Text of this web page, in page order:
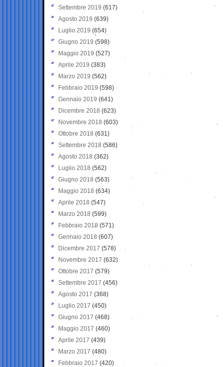
Settembre 2019 (617)
Agosto 2019 (639)
Luglio 2019 (654)
Giugno 2019 (598)
Maggio 2019 (527)
Aprile 2019 (383)
Marzo 2019 (562)
Febbraio 2019 (598)
Gennaio 2019 (641)
Dicembre 2018 (623)
Novembre 2018 (603)
Ottobre 2018 (631)
Settembre 2018 (586)
Agosto 2018 (362)
Luglio 2018 (562)
Giugno 2018 (563)
Maggio 2018 (634)
Aprile 2018 (547)
Marzo 2018 (599)
Febbraio 2018 (571)
Gennaio 2018 (607)
Dicembre 2017 (578)
Novembre 2017 (632)
Ottobre 2017 (579)
Settembre 2017 (456)
Agosto 2017 (368)
Luglio 2017 (450)
Giugno 2017 (468)
Maggio 2017 (460)
Aprile 2017 (439)
Marzo 2017 (480)
Febbraio 2017 (420)